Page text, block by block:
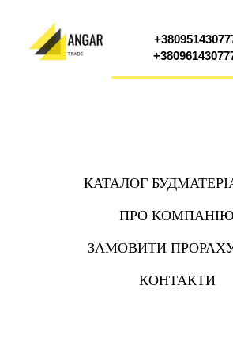
КАТАЛОГ
ПРО КОМПАНІЮ
ЗАМОВИТИ
КОНТАКТИ